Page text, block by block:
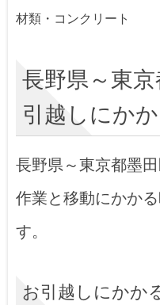
材類・コンクリート
長野県～東
引越しにか
長野県～東京都墨
作業と移動にかか
す。
お引越しにかか